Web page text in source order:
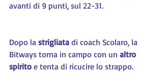
avanti di 9 punti, sul 22-31.
Dopo la strigliata di coach Scolaro, la
Bitways torna in campo con un altro
spirito e tenta di ricucire lo strappo.